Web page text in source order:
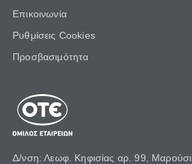
Επικοινωνία
Ρυθμίσεις Cookies
Προσβασιμότητα
Δ/νση: Λεωφ. Κηφισίας αρ. 99, Μαρούσι